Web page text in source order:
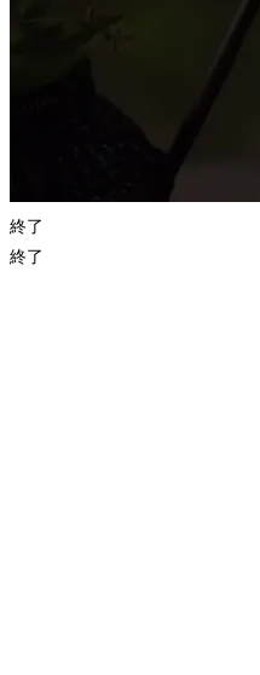
終了
終了